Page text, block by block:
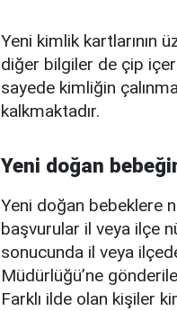
Yeni kimlik kartlarının
diğer bilgiler de çip
sayede kimliğin
kalkmaktadır.
Yeni doğan
Yeni doğan bebeklere
başvurular il veya ilçe
sonucunda il veya
Müdürlüğü’ne
Farklı ilde olan kişiler